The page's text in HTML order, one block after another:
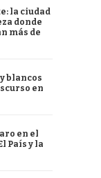
la ciudad
donde
más de
blancos
en
en el
País y la